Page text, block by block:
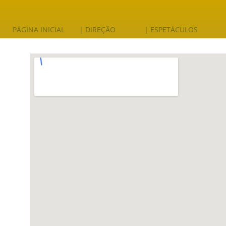
PÁGINA INICIAL | DIREÇÃO | ESPETÁCULOS